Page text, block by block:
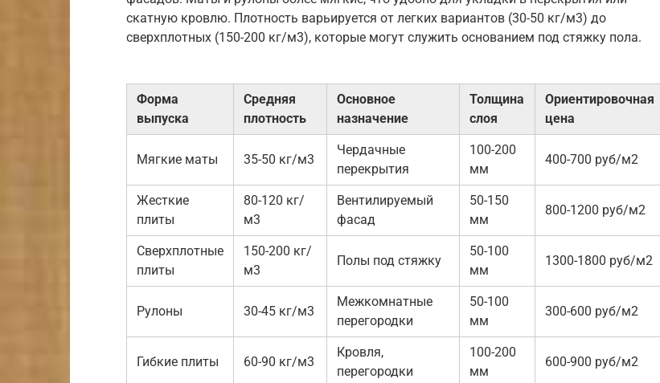
скатную кровлю. Плотность варьируется от легких вариантов (30-50 кг/м3) до
сверхплотных (150-200 кг/м3), которые могут служить основанием под стяжку пола.
Форма
выпуска
Средняя
плотность
Основное
назначение
Толщина
слоя
Ориентировочная
цена
Мягкие маты 35-50 кг/м3
Чердачные
перекрытия
100-200
мм
400-700 руб/м2
Жесткие
плиты
80-120 кг/
м3
Вентилируемый
фасад
50-150
мм
800-1200 руб/м2
Сверхплотные
плиты
150-200 кг/
м3
Полы под стяжку
50-100
мм
1300-1800 руб/м2
Рулоны 30-45 кг/м3
Межкомнатные
перегородки
50-100
мм
300-600 руб/м2
Гибкие плиты 60-90 кг/м3
Кровля,
перегородки
100-200
мм
600-900 руб/м2